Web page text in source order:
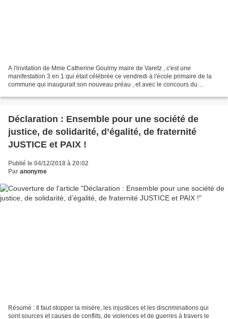
A l'invitation de Mme Catherine Goulmy maire de Varetz , c'est une
manifestation 3 en 1 qui était célébrée ce vendredi à l'école primaire de la
commune qui inaugurait son nouveau préau , et avec le concours du
Déclaration : Ensemble pour une société de
justice, de solidarité, d’égalité, de fraternité
JUSTICE et PAIX !
Publié le 04/12/2018 à 20:02
Par anonyme
Résumé : Il faut stopper la misère, les injustices et les discriminations qui
sont sources et causes de conflits, de violences et de guerres à travers le